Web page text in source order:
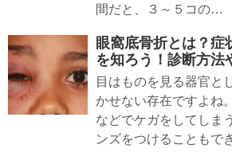
間だと、３～５コの…
眼窩底骨折とは？症
を知ろう！診断方法
目はものを見る器官と
かせない存在ですよね
などでケガをしてしま
ンズをつけることもで